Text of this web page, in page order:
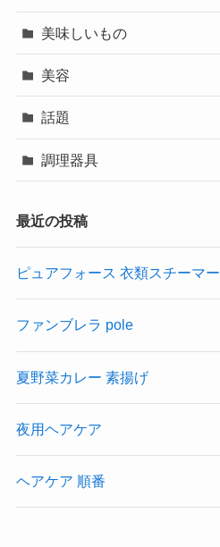
美味しいもの
美容
話題
調理器具
最近の投稿
ピュアフォース 衣類スチーマー
ファンブレラ pole
夏野菜カレー 素揚げ
夜用ヘアケア
ヘアケア 順番